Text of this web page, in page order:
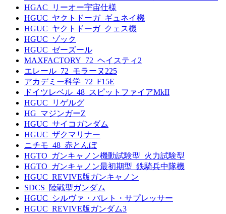
HGAC_リーオー宇宙仕様
HGUC_ヤクトドーガ_ギュネイ機
HGUC_ヤクトドーガ_クェス機
HGUC_ゾック
HGUC_ゼーズール
MAXFACTORY_72_ヘイスティ2
エレール_72_モラーヌ225
アカデミー科学_72_F15E
ドイツレベル_48_スピットファイアMkII
HGUC_リゲルグ
HG_マジンガーZ
HGUC_サイコガンダム
HGUC_ザクマリナー
ニチモ_48_赤とんぼ
HGTO_ガンキャノン機動試験型_火力試験型
HGTO_ガンキャノン最初期型_鉄騎兵中隊機
HGUC_REVIVE版ガンキャノン
SDCS_陸戦型ガンダム
HGUC_シルヴァ・バレト・サプレッサー
HGUC_REVIVE版ガンダム3